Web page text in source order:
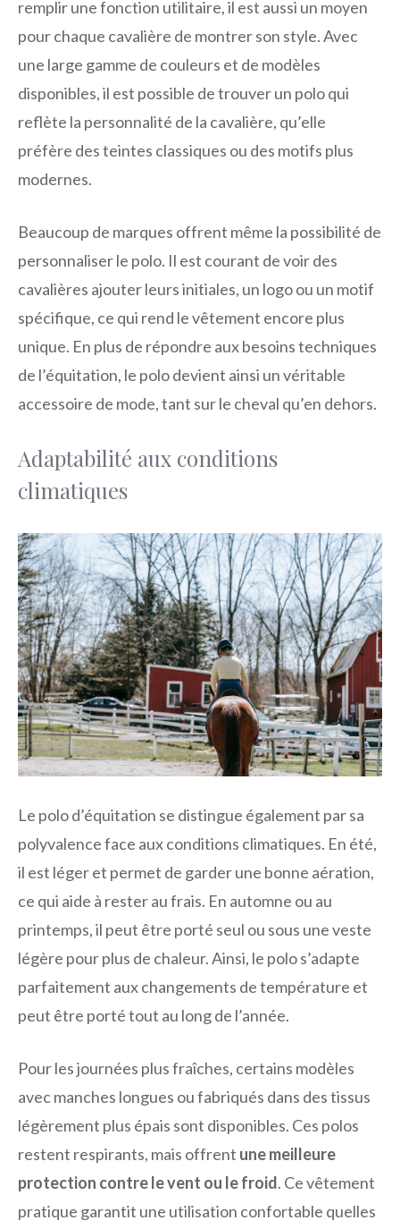
remplir une fonction utilitaire, il est aussi un moyen
pour chaque cavalière de montrer son style. Avec
une large gamme de couleurs et de modèles
disponibles, il est possible de trouver un polo qui
reflète la personnalité de la cavalière, qu’elle
préfère des teintes classiques ou des motifs plus
modernes.
Beaucoup de marques offrent même la possibilité de
personnaliser le polo. Il est courant de voir des
cavalières ajouter leurs initiales, un logo ou un motif
spécifique, ce qui rend le vêtement encore plus
unique. En plus de répondre aux besoins techniques
de l’équitation, le polo devient ainsi un véritable
accessoire de mode, tant sur le cheval qu’en dehors.
Adaptabilité aux conditions
climatiques
Le polo d’équitation se distingue également par sa
polyvalence face aux conditions climatiques. En été,
il est léger et permet de garder une bonne aération,
ce qui aide à rester au frais. En automne ou au
printemps, il peut être porté seul ou sous une veste
légère pour plus de chaleur. Ainsi, le polo s’adapte
parfaitement aux changements de température et
peut être porté tout au long de l’année.
Pour les journées plus fraîches, certains modèles
avec manches longues ou fabriqués dans des tissus
légèrement plus épais sont disponibles. Ces polos
restent respirants, mais offrent une meilleure
protection contre le vent ou le froid. Ce vêtement
pratique garantit une utilisation confortable quelles